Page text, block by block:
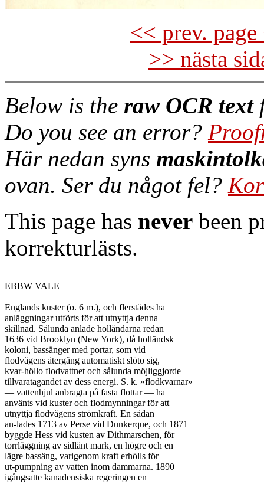
<< prev.
>> nästa
Below is the raw OCR text
Do you see an error?
Här nedan syns
ovan. Ser du något fel?
This page has never been
korrekturlästs.
EBBW VALE
Englands kuster (o. 6 m.), och flerstädes ha
anläggningar utförts för att utnyttja denna
skillnad. Sålunda anlade holländarna redan
1636 vid Brooklyn (New York), då holländsk
koloni, bassänger med portar, som vid
flodvågens återgång automatiskt slöto sig,
kvar-höllo flodvattnet och sålunda möjliggjorde
tillvaratagandet av dess energi. S. k. »flodkvarnar»
— vattenhjul anbragta på fasta flottar — ha
använts vid kuster och flodmynningar för att
utnyttja flodvågens strömkraft. En sådan
an-lades 1713 av Perse vid Dunkerque, och 1871
byggde Hess vid kusten av Dithmarschen, för
torrläggning av sidlänt mark, en högre och en
lägre bassäng, varigenom kraft erhölls för
ut-pumpning av vatten inom dammarna. 1890
igångsatte kanadensiska regeringen en